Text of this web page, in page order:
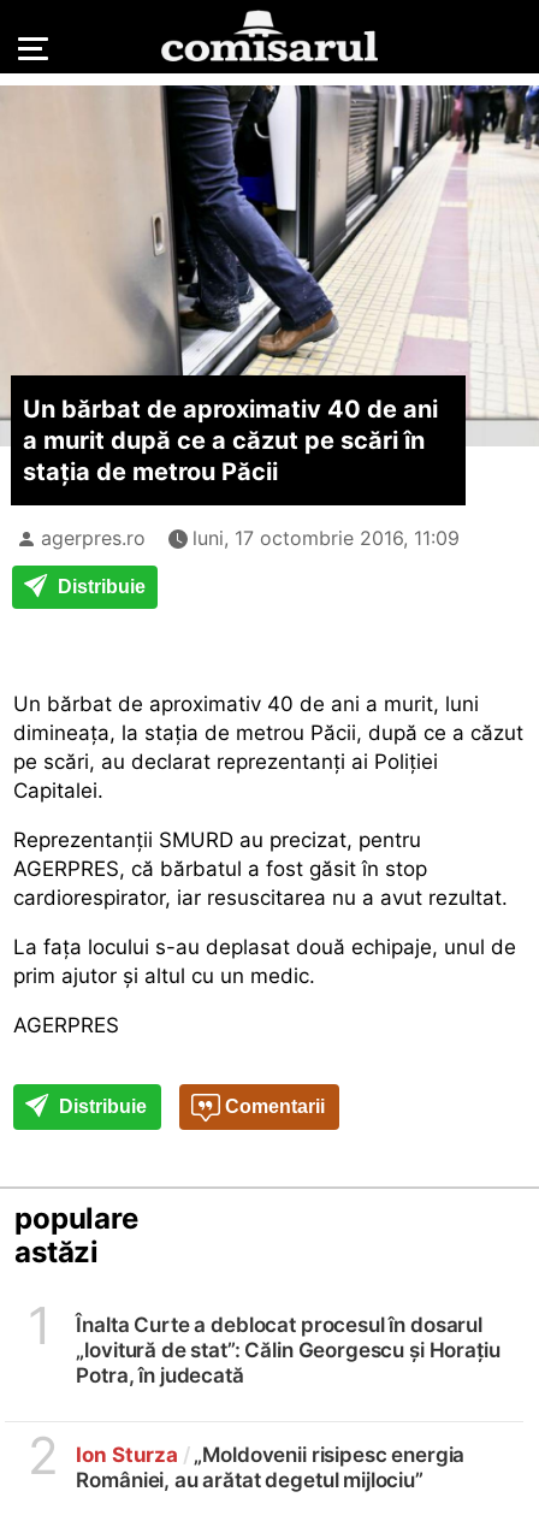
Un bărbat de aproximativ 40 de ani
a murit după ce a căzut pe scări în
stația de metrou Păcii
agerpres.ro luni, 17 octombrie 2016, 11:09
Distribuie
Un bărbat de aproximativ 40 de ani a murit, luni
dimineața, la stația de metrou Păcii, după ce a căzut
pe scări, au declarat reprezentanți ai Poliției
Capitalei.
Reprezentanții SMURD au precizat, pentru
AGERPRES, că bărbatul a fost găsit în stop
cardiorespirator, iar resuscitarea nu a avut rezultat.
La fața locului s-au deplasat două echipaje, unul de
prim ajutor și altul cu un medic.
AGERPRES
Distribuie Comentarii
populare
astăzi
1
Înalta Curte a deblocat procesul în dosarul
„lovitură de stat”: Călin Georgescu și Horațiu
Potra, în judecată
2 Ion Sturza /„Moldovenii risipesc energia
României, au arătat degetul mijlociu”